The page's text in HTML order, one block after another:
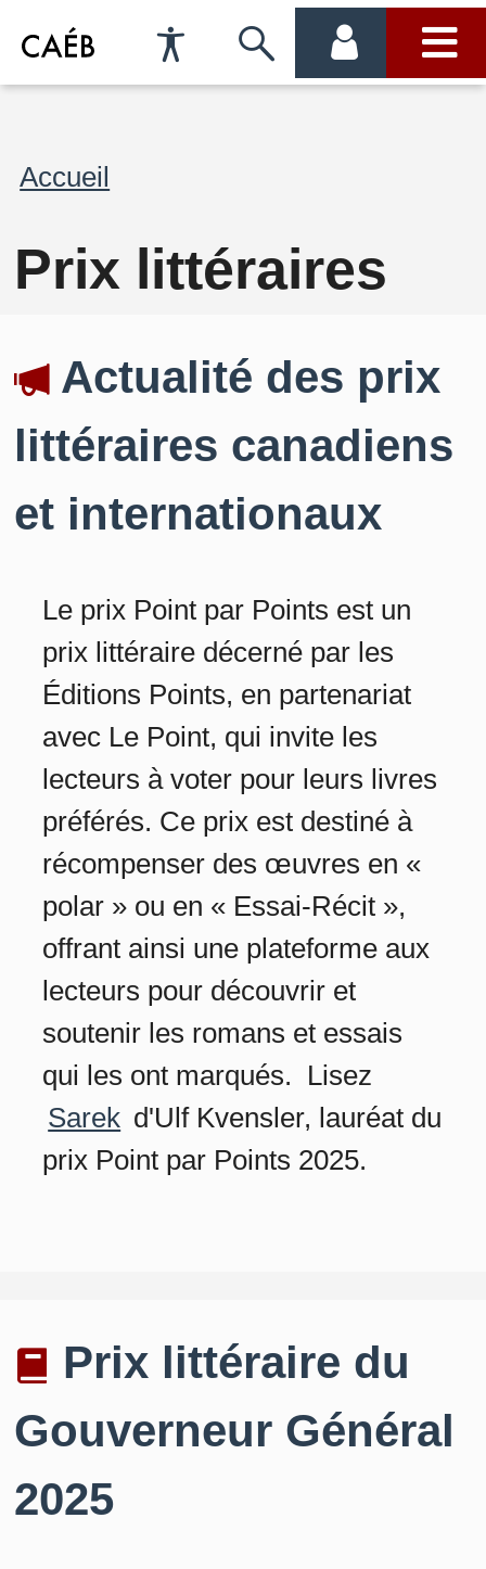
Préférences
d'accessibilité
Passer
menu
menu
Fil
Accueil
Prix littéraires
Actualité des prix
littéraires canadiens
et internationaux
Le prix Point par Points est un
prix littéraire décerné par les
Éditions Points, en partenariat
avec Le Point, qui invite les
lecteurs à voter pour leurs livres
préférés. Ce prix est destiné à
récompenser des œuvres en «
polar » ou en « Essai-Récit »,
offrant ainsi une plateforme aux
lecteurs pour découvrir et
soutenir les romans et essais
qui les ont marqués. Lisez
Sarek d'Ulf Kvensler, lauréat du
prix Point par Points 2025.
Prix littéraire du
Gouverneur Général
2025